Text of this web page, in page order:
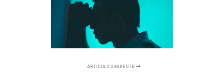
ARTÍCULO SIGUIENTE